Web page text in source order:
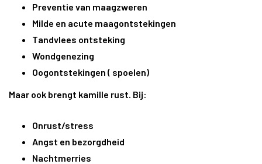
Preventie van maagzweren
Milde en acute maagontstekingen
Tandvlees ontsteking
Wondgenezing
Oogontstekingen ( spoelen)
Maar ook brengt kamille rust. Bij:
Onrust/stress
Angst en bezorgdheid
Nachtmerries